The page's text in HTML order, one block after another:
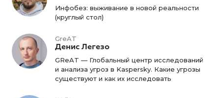
Инфобез: выживание в новой реальности
(круглый стол)
GreAT
Денис Легезо
GReAT — Глобальный центр исследований
и анализа угроз в Kaspersky. Какие угрозы
существуют и как их исследовать